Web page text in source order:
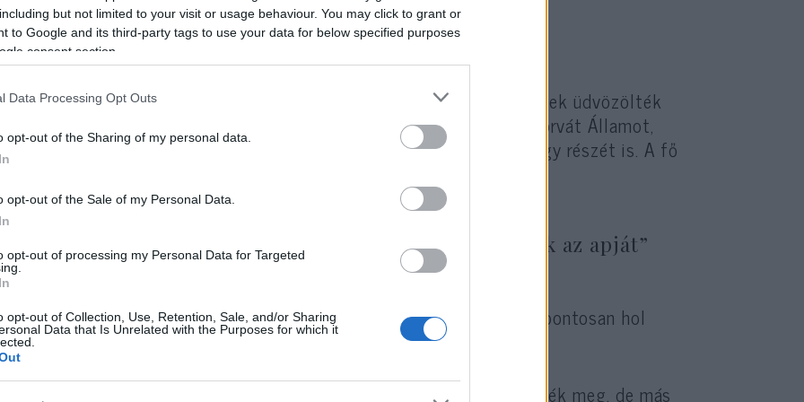
but not limited to your visit or usage behaviour. You may click to grant or
to Google and its third-party tags to use your data for below specified purposes
consent section.
Data Processing Opt Outs
opt-out of the Sharing of my personal data.
opt-out of the Sale of my Personal Data.
opt-out of processing my Personal Data for Targeted
opt-out of Collection, Use, Retention, Sale, and/or Sharing
Data that Is Unrelated with the Purposes for which it
Vučić a The Jerusalem Postnak adott exkluzív interjúban
lebombázták Belgrádot, de bevonultak Zágrábba, ahol az emberek üdvözölték
Megalakították az új államot, egy náci bábállamot, a Független Horvát Államot,
magába foglalta egész Bosznia-Hercegovinát és a mai Szerbia nagy részét is. A fő
az volt, hogy kiirtsák az összes szerbet”.
„Apám itt született Szerbiában, mert a horvátok megölték az apját”
a szerb elnök. Megosztotta, hogy még mindig nem tudni, pontosan hol
meg a nagyapját.
listák, amelyek szerint a [horvátországi] jasenovaci táborban ölték meg, de más